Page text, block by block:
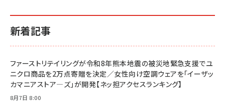
新着記事
ファーストリテイリングが令和8年熊本地震の被災地緊急支援でユ
ニクロ商品を2万点寄贈を決定／女性向け空調ウェアを「イーザッ
カマニアストア―ズ」が開発【ネッ担アクセスランキング】
8月7日 8:00